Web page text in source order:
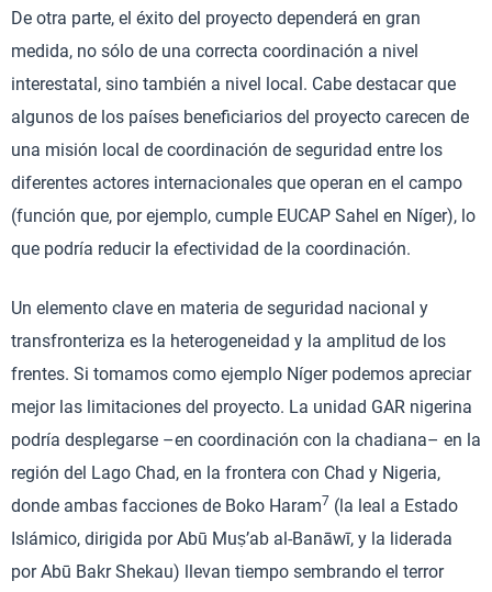
De otra parte, el éxito del proyecto dependerá en gran
medida, no sólo de una correcta coordinación a nivel
interestatal, sino también a nivel local. Cabe destacar que
algunos de los países beneficiarios del proyecto carecen de
una misión local de coordinación de seguridad entre los
diferentes actores internacionales que operan en el campo
(función que, por ejemplo, cumple EUCAP Sahel en Níger), lo
que podría reducir la efectividad de la coordinación.
Un elemento clave en materia de seguridad nacional y
transfronteriza es la heterogeneidad y la amplitud de los
frentes. Si tomamos como ejemplo Níger podemos apreciar
mejor las limitaciones del proyecto. La unidad GAR nigerina
podría desplegarse –en coordinación con la chadiana– en la
región del Lago Chad, en la frontera con Chad y Nigeria,
donde ambas facciones de Boko Haram7 (la leal a Estado
Islámico, dirigida por Abū Muṣ’ab al-Banāwī, y la liderada
por Abū Bakr Shekau) llevan tiempo sembrando el terror